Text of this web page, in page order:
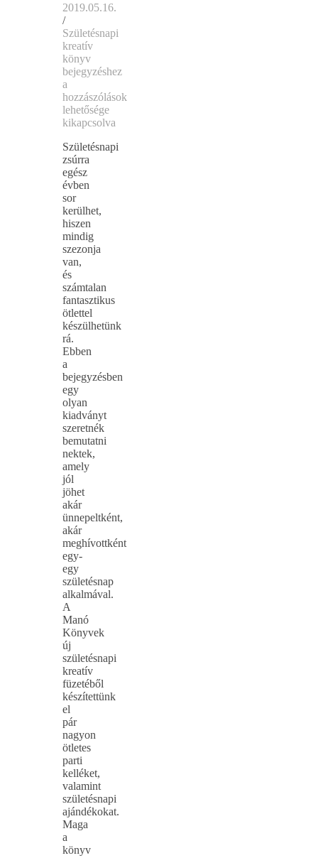
2019.05.16.
/
Születésnapi
kreatív
könyv
bejegyzéshez
a
hozzászólások
lehetősége
kikapcsolva
Születésnapi
zsúrra
egész
évben
sor
kerülhet,
hiszen
mindig
szezonja
van,
és
számtalan
fantasztikus
ötlettel
készülhetünk
rá.
Ebben
a
bejegyzésben
egy
olyan
kiadványt
szeretnék
bemutatni
nektek,
amely
jól
jöhet
akár
ünnepeltként,
akár
meghívottként
egy-
egy
születésnap
alkalmával.
A
Manó
Könyvek
új
születésnapi
kreatív
füzetéből
készítettünk
el
pár
nagyon
ötletes
parti
kelléket,
valamint
születésnapi
ajándékokat.
Maga
a
könyv